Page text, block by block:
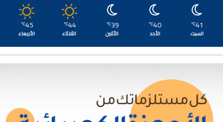
41
℃
السبت
40
℃
الأحد
39
℃
الأثنين
44
℃
الثلاثاء
45
℃
الأربعاء